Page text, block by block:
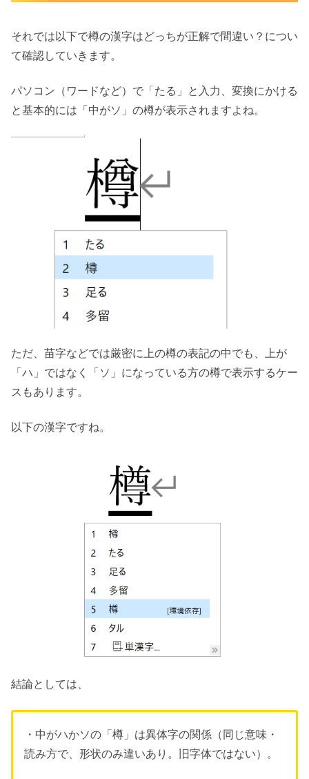
それでは以下で樽の漢字はどっちが正解で間違い？につい
て確認していきます。
パソコン（ワードなど）で「たる」と入力、変換にかける
と基本的には「中がソ」の樽が表示されますよね。
ただ、苗字などでは厳密に上の樽の表記の中でも、上が
「ハ」ではなく「ソ」になっている方の樽で表示するケー
スもあります。
以下の漢字ですね。
結論としては、
・中がハかソの「樽」は異体字の関係（同じ意味・
読み方で、形状のみ違いあり。旧字体ではない）。